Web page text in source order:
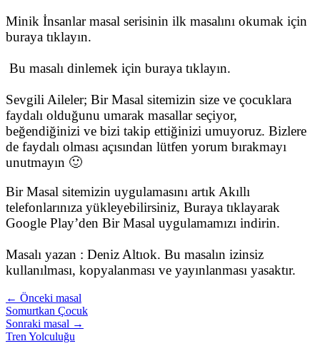
Minik İnsanlar masal serisinin ilk masalını okumak için
buraya tıklayın.
Bu masalı dinlemek için buraya tıklayın.
Sevgili Aileler; Bir Masal sitemizin size ve çocuklara
faydalı olduğunu umarak masallar seçiyor,
beğendiğinizi ve bizi takip ettiğinizi umuyoruz. Bizlere
de faydalı olması açısından lütfen yorum bırakmayı
unutmayın 🙂
Bir Masal sitemizin uygulamasını artık Akıllı
telefonlarınıza yükleyebilirsiniz, Buraya tıklayarak
Google Play’den Bir Masal uygulamamızı indirin.
Masalı yazan : Deniz Altıok. Bu masalın izinsiz
kullanılması, kopyalanması ve yayınlanması yasaktır.
← Önceki masal
Somurtkan Çocuk
Sonraki masal →
Tren Yolculuğu